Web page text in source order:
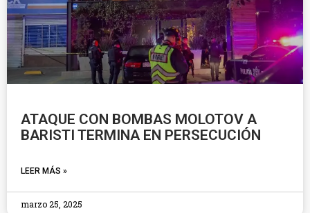
ATAQUE CON BOMBAS MOLOTOV A
BARISTI TERMINA EN PERSECUCIÓN
LEER MÁS »
marzo 25, 2025